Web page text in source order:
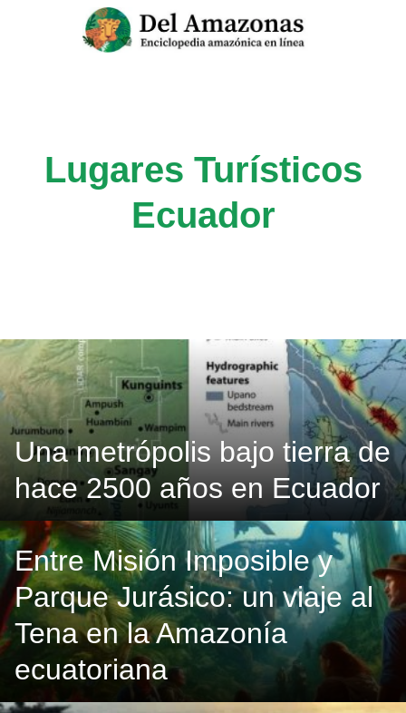
Lugares Turísticos
Ecuador
Una metrópolis bajo tierra de
hace 2500 años en Ecuador
Entre Misión Imposible y
Parque Jurásico: un viaje al
Tena en la Amazonía
ecuatoriana